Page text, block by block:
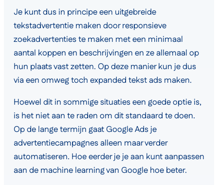
Je kunt dus in principe een uitgebreide
tekstadvertentie maken door responsieve
zoekadvertenties te maken met een minimaal
aantal koppen en beschrijvingen en ze allemaal op
hun plaats vast zetten. Op deze manier kun je dus
via een omweg toch expanded tekst ads maken.
Hoewel dit in sommige situaties een goede optie is,
is het niet aan te raden om dit standaard te doen.
Op de lange termijn gaat Google Ads je
advertentiecampagnes alleen maar verder
automatiseren. Hoe eerder je je aan kunt aanpassen
aan de machine learning van Google hoe beter.